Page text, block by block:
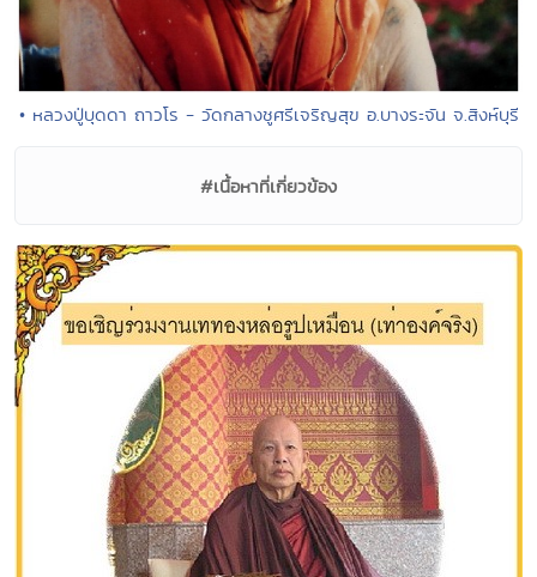
• หลวงปู่บุดดา ถาวโร - วัดกลางชูศรีเจริญสุข อ.บางระจัน จ.สิงห์บุรี
#เนื้อหาที่เกี่ยวข้อง